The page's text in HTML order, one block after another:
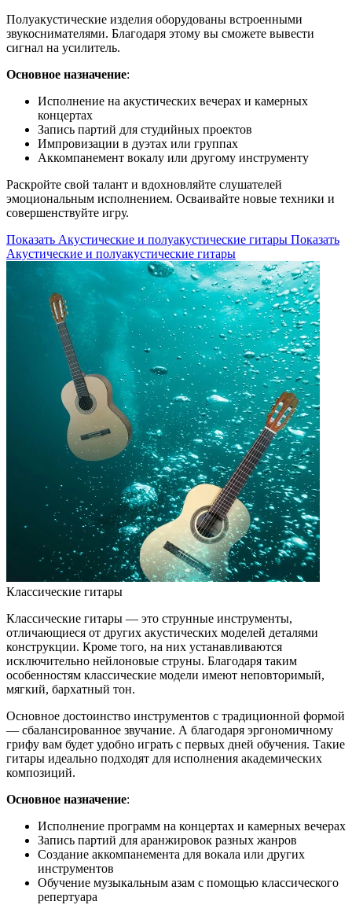
Полуакустические изделия оборудованы встроенными
звукоснимателями. Благодаря этому вы сможете вывести
сигнал на усилитель.
Основное назначение:
Исполнение на акустических вечерах и камерных
концертах
Запись партий для студийных проектов
Импровизации в дуэтах или группах
Аккомпанемент вокалу или другому инструменту
Раскройте свой талант и вдохновляйте слушателей
эмоциональным исполнением. Осваивайте новые техники и
совершенствуйте игру.
Показать Акустические и полуакустические гитары Показать
Акустические и полуакустические гитары
Классические гитары
Классические гитары — это струнные инструменты,
отличающиеся от других акустических моделей деталями
конструкции. Кроме того, на них устанавливаются
исключительно нейлоновые струны. Благодаря таким
особенностям классические модели имеют неповторимый,
мягкий, бархатный тон.
Основное достоинство инструментов с традиционной формой
— сбалансированное звучание. А благодаря эргономичному
грифу вам будет удобно играть с первых дней обучения. Такие
гитары идеально подходят для исполнения академических
композиций.
Основное назначение:
Исполнение программ на концертах и камерных вечерах
Запись партий для аранжировок разных жанров
Создание аккомпанемента для вокала или других
инструментов
Обучение музыкальным азам с помощью классического
репертуара